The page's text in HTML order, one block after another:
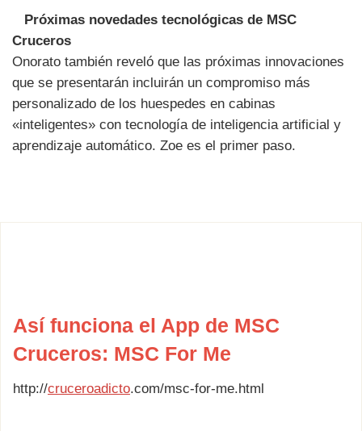
Próximas novedades tecnológicas de MSC
Cruceros
Onorato también reveló que las próximas innovaciones
que se presentarán incluirán un compromiso más
personalizado de los huespedes en cabinas
«inteligentes» con tecnología de inteligencia artificial y
aprendizaje automático. Zoe es el primer paso.
Así funciona el App de MSC
Cruceros: MSC For Me
http://cruceroadicto.com/msc-for-me.html